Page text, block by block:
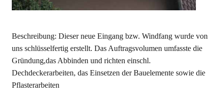
Beschreibung: Dieser neue Eingang bzw. Windfang wurde von
uns schlüsselfertig erstellt. Das Auftragsvolumen umfasste die
Gründung,das Abbinden und richten einschl.
Dechdeckerarbeiten, das Einsetzen der Bauelemente sowie die
Pflasterarbeiten